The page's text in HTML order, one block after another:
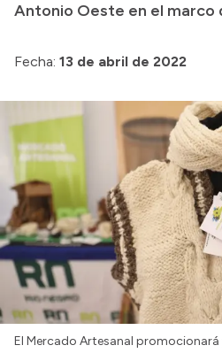
Consulta de expedientes
Convocatorias
Intranet
Login
Antonio Oeste en el marco
Fecha: 13 de abril de 2022
El Mercado Artesanal